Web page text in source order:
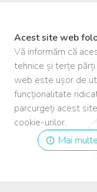
Acest site web
Vă informăm că
tehnice și terțe părți
web este ușor de
funcționalitate
parcurgeți acest
cookie-urilor.
Mai